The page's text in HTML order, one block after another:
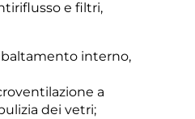
e filtri,
interno,
a
dei vetri;